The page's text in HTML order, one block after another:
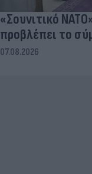
«Σουνιτικό
προβλέπει το
07.08.2026